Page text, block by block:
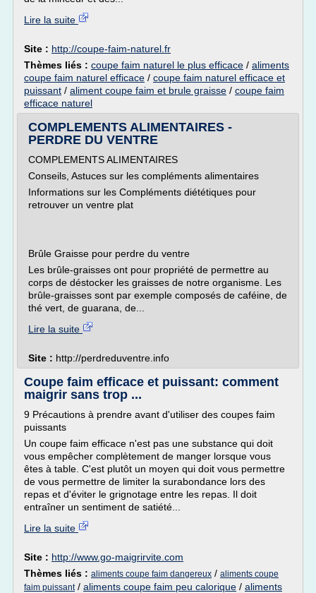
Lire la suite
Site : http://coupe-faim-naturel.fr
Thèmes liés : coupe faim naturel le plus efficace / aliments
coupe faim naturel efficace / coupe faim naturel efficace et
puissant / aliment coupe faim et brule graisse / coupe faim
efficace naturel
COMPLEMENTS ALIMENTAIRES -
PERDRE DU VENTRE
COMPLEMENTS ALIMENTAIRES
Conseils, Astuces sur les compléments alimentaires
Informations sur les Compléments diététiques pour
retrouver un ventre plat
Brûle Graisse pour perdre du ventre
Les brûle-graisses ont pour propriété de permettre au
corps de déstocker les graisses de notre organisme. Les
brûle-graisses sont par exemple composés de caféine, de
thé vert, de guarana, de...
Lire la suite
Site : http://perdreduventre.info
Coupe faim efficace et puissant: comment
maigrir sans trop ...
9 Précautions à prendre avant d'utiliser des coupes faim
puissants
Un coupe faim efficace n'est pas une substance qui doit
vous empêcher complètement de manger lorsque vous
êtes à table. C'est plutôt un moyen qui doit vous permettre
de vous permettre de limiter la surabondance lors des
repas et d'éviter le grignotage entre les repas. Il doit
entraîner un sentiment de satiété...
Lire la suite
Site : http://www.go-maigrirvite.com
Thèmes liés : aliments coupe faim dangereux / aliments coupe
faim puissant/ aliments coupe faim peu calorique / aliments